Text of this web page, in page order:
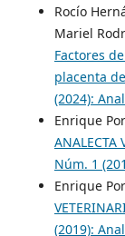
Rocío
Mariel
Factores
placenta
(2024):
Enrique
ANALECTA
Núm. 1
Enrique
(2019):